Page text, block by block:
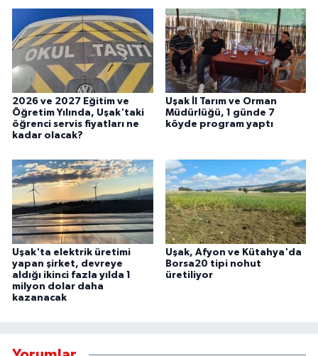
2026 ve 2027 Eğitim ve
Öğretim Yılında, Uşak'taki
öğrenci servis fiyatları ne
kadar olacak?
Uşak İl Tarım ve Orman
Müdürlüğü, 1 günde 7
köyde program yaptı
Uşak'ta elektrik üretimi
yapan şirket, devreye
aldığı ikinci fazla yılda 1
milyon dolar daha
kazanacak
Uşak, Afyon ve Kütahya'da
Borsa20 tipi nohut
üretiliyor